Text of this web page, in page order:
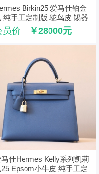
Birkin25 爱马仕铂金
纯手工定制版 鸵鸟皮 锡器
员价： ￥28000元
马仕Hermes Kelly系列凯莉
25 Epsom小牛皮 纯手工定